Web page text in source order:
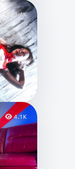
9.4K
4.1K